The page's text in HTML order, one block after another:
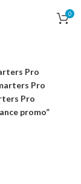
0
Pro
Pro
Pro
promo”